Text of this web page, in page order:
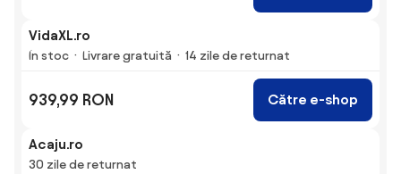
VidaXL.ro
În stoc Livrare gratuită 14 zile de returnat
939,99 RON Către e-shop
Acaju.ro
30 zile de returnat